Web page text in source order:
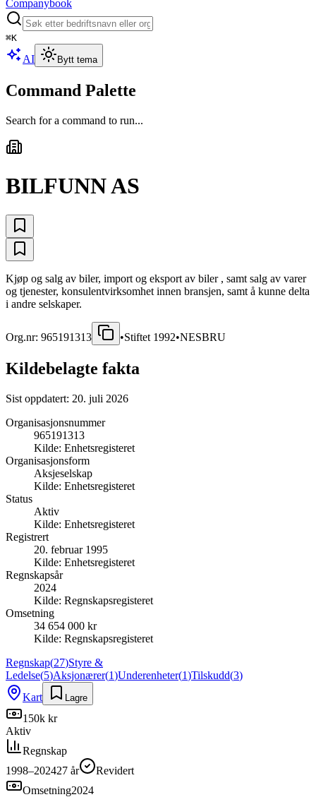
Companybook
⌘K
AI Bytt tema
Command Palette
Search for a command to run...
BILFUNN AS
Kjøp og salg av biler, import og eksport av biler , samt salg av varer
og tjenester, konsulentvirksomhet innen bransjen, samt å kunne delta
i andre selskaper.
Org.nr: 965191313 •Stiftet 1992•NESBRU
Kildebelagte fakta
Sist oppdatert: 20. juli 2026
Organisasjonsnummer
965191313
Kilde: Enhetsregisteret
Organisasjonsform
Aksjeselskap
Kilde: Enhetsregisteret
Status
Aktiv
Kilde: Enhetsregisteret
Registrert
20. februar 1995
Kilde: Enhetsregisteret
Regnskapsår
2024
Kilde: Regnskapsregisteret
Omsetning
34 654 000 kr
Kilde: Regnskapsregisteret
Regnskap(27)Styre &
Ledelse(5)Aksjonærer(1)Underenheter(1)Tilskudd(3)
Kart
Lagre
150k kr
Aktiv
Regnskap
1998–202427 år
Revidert
Omsetning2024